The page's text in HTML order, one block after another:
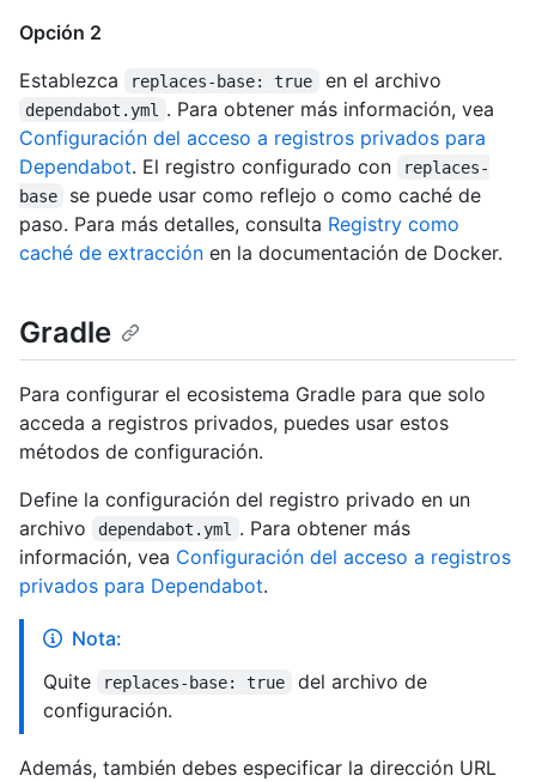
Opción 2
Establezca
replaces-base: true en el archivo
dependabot.yml
. Para obtener más información, vea
Configuración del acceso a registros privados para
Dependabot. El registro configurado con
replaces-
base
se puede usar como reflejo o como caché de
paso. Para más detalles, consulta Registry como
caché de extracción en la documentación de Docker.
Gradle
Para configurar el ecosistema Gradle para que solo
acceda a registros privados, puedes usar estos
métodos de configuración.
Define la configuración del registro privado en un
archivo
dependabot.yml
. Para obtener más
información, vea Configuración del acceso a registros
privados para Dependabot.
Nota:
Quite
replaces-base: true
del archivo de
configuración.
Además, también debes especificar la dirección URL